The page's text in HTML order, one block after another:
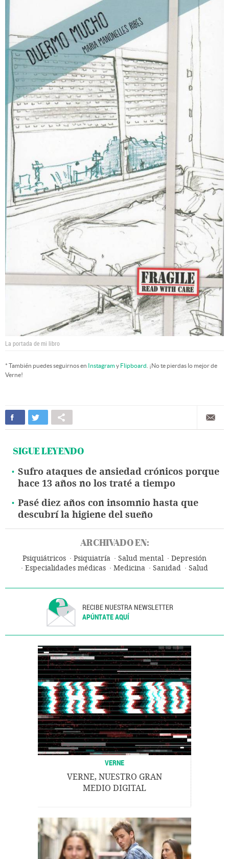
La portada de mi libro
* También puedes seguirnos en Instagramy Flipboard . ¡No te pierdas lo mejor de
Verne!
SIGUE LEYENDO
Sufro ataques de ansiedad crónicos porque
hace 13 años no los traté a tiempo
Pasé diez años con insomnio hasta que
descubrí la higiene del sueño
ARCHIVADO EN:
Psiquiátricos Psiquiatría Salud mental
Depresión
Especialidades médicas
Medicina Sanidad Salud
RECIBE NUESTRA NEWSLETTER
APÚNTATE AQUÍ
VERNE
VERNE, NUESTRO GRAN
MEDIO DIGITAL